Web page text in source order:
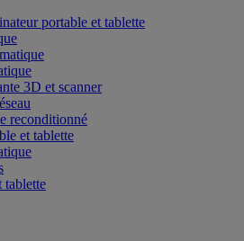
portable et tablette
3D et scanner
reconditionné
et tablette
tablette